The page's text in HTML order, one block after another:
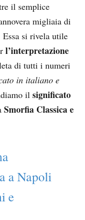
il semplice
migliaia di
si rivela utile
l’interpretazione
di tutti i numeri
in italiano e
il significato
Smorfia Classica e
a Napoli
e